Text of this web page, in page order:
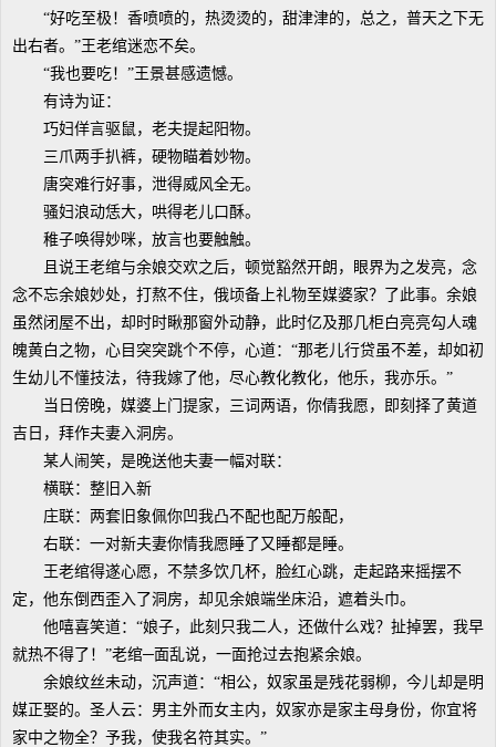
“好吃至极！香喷喷的，热烫烫的，甜津津的，总之，普天之下无
出右者。”王老绾迷恋不矣。
“我也要吃！”王景甚感遗憾。
有诗为证：
巧妇佯言驱鼠，老夫提起阳物。
三爪两手扒裤，硬物瞄着妙物。
唐突难行好事，泄得威风全无。
骚妇浪动恁大，哄得老儿口酥。
稚子唤得妙咪，放言也要触触。
且说王老绾与余娘交欢之后，顿觉豁然开朗，眼界为之发亮，念
念不忘余娘妙处，打熬不住，俄顷备上礼物至媒婆家？了此事。余娘
虽然闭屋不出，却时时瞅那窗外动静，此时亿及那几柜白亮亮勾人魂
魄黄白之物，心目突突跳个不停，心道：“那老儿行贷虽不差，却如初
生幼儿不懂技法，待我嫁了他，尽心教化教化，他乐，我亦乐。”
当日傍晚，媒婆上门提家，三词两语，你倩我愿，即刻择了黄道
吉日，拜作夫妻入洞房。
某人闹笑，是晚送他夫妻一幅对联：
横联：整旧入新
庄联：两套旧象佩你凹我凸不配也配万般配，
右联：一对新夫妻你情我愿睡了又睡都是睡。
王老绾得遂心愿，不禁多饮几杯，脸红心跳，走起路来摇摆不
定，他东倒西歪入了洞房，却见余娘端坐床沿，遮着头巾。
他嘻喜笑道：“娘子，此刻只我二人，还做什么戏？扯掉罢，我早
就热不得了！”老绾─面乱说，一面抢过去抱紧余娘。
余娘纹丝未动，沉声道：“相公，奴家虽是残花弱柳，今儿却是明
媒正娶的。圣人云：男主外而女主内，奴家亦是家主母身份，你宜将
家中之物全？予我，使我名符其实。”